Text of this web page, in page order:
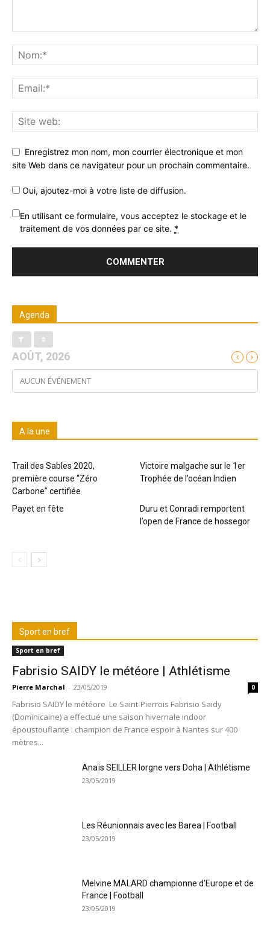
Enregistrez mon nom, mon courrier électronique et mon
site Web dans ce navigateur pour un prochain commentaire.
Oui, ajoutez-moi à votre liste de diffusion.
En utilisant ce formulaire, vous acceptez le stockage et le
traitement de vos données par ce site. *
Agenda
AOÛT, 2026
AUCUN ÉVÉNEMENT
A la une
Trail des Sables 2020,
première course “Zéro
Carbone” certifiée
Victoire malgache sur le 1er
Trophée de l’océan Indien
Payet en fête
Duru et Conradi remportent
l’open de France de hossegor
Sport en bref
Sport en bref
Fabrisio SAIDY le météore | Athlétisme
Pierre Marchal - 23/05/2019 0
Fabrisio SAIDY le météore Le Saint-Pierrois Fabrisio Saïdy
(Dominicaine) a effectué une saison hivernale indoor
époustouflante : champion de France espoir à Nantes sur 400
mètres...
Anaïs SEILLER lorgne vers Doha | Athlétisme
23/05/2019
Les Réunionnais avec les Barea | Football
23/05/2019
Melvine MALARD championne d’Europe et de
France | Football
23/05/2019